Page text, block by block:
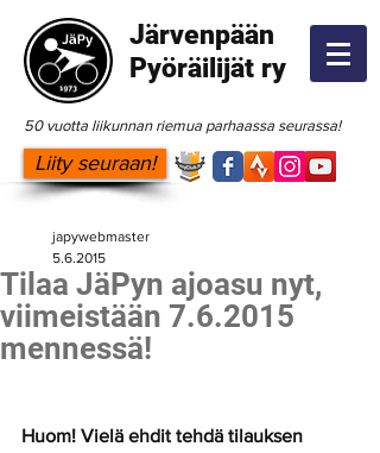
Järvenpään
Pyöräilijät ry
50 vuotta liikunnan riemua parhaassa seurassa!
Liity seuraan!
Tilaa JäPyn ajoasu nyt,
viimeistään 7.6.2015
mennessä!
japywebmaster
5.6.2015
Huom! Vielä ehdit tehdä tilauksen